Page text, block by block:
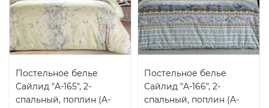
Постельное белье
Сайлид "A-165", 2-
спальный, поплин (A-
Постельное белье
Сайлид "A-166", 2-
спальный, поплин (A-